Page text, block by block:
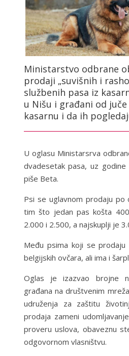
Ministarstvo odbrane
prodaji „suvišnih i
službenih pasa iz
u Nišu i građani od
kasarnu i da ih
U oglasu Ministarsrva
dvadesetak pasa, uz
piše Beta.
Psi se uglavnom prodaju po
tim što jedan pas košta
2.000 i 2.500, a najskuplji je
Među psima koji se prodaju
belgijskih ovčara, ali ima i
Oglas je izazvao brojne
građana na društvenim
udruženja za zaštitu
prodaja zameni
proveru uslova, obaveznu
odgovornom vlasništvu.